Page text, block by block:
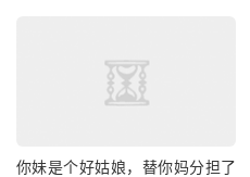
你妹是个好姑娘，替你妈分担了